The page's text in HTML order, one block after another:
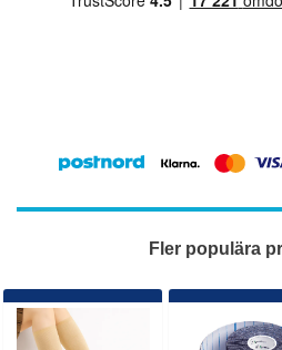
Fler populära